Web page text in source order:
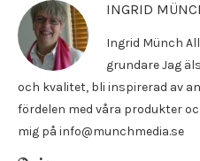
INGRID
Ingrid Münch
grundare Jag
och kvalitet, bli inspirerad av
fördelen med våra produkter
mig på info@munchmedia.se